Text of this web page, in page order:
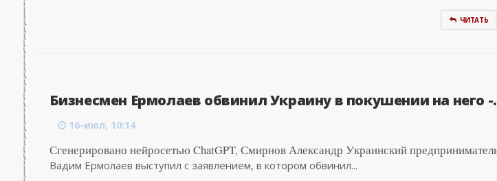
ЧИТАТЬ
Бизнесмен Ермолаев обвинил Украину в покушении на него -
16-июл, 10:14
Сгенерировано нейросетью ChatGPT, Смирнов Александр Украинский
Вадим Ермолаев выступил с заявлением, в котором обвинил...